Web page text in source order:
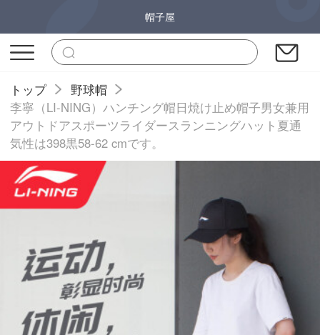
帽子屋
トップ
野球帽
李寧（LI-NING）ハンチング帽日焼け止め帽子男女兼用
アウトドアスポーツライダースランニングハット夏通
気性は398黒58-62 cmです。